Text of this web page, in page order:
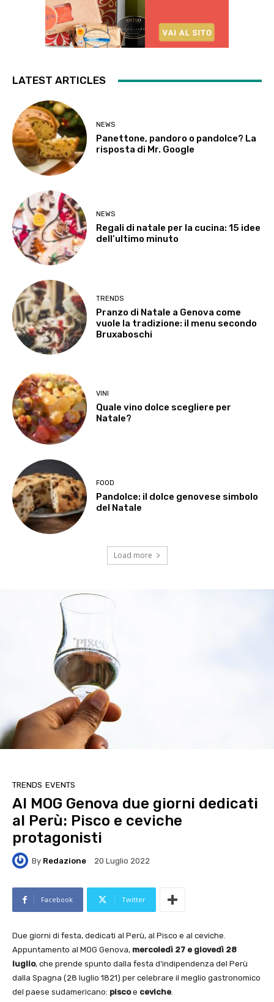
LATEST ARTICLES
NEWS
Panettone, pandoro o pandolce? La
risposta di Mr. Google
NEWS
Regali di natale per la cucina: 15 idee
dell’ultimo minuto
TRENDS
Pranzo di Natale a Genova come
vuole la tradizione: il menu secondo
Bruxaboschi
VINI
Quale vino dolce scegliere per
Natale?
FOOD
Pandolce: il dolce genovese simbolo
del Natale
Load more